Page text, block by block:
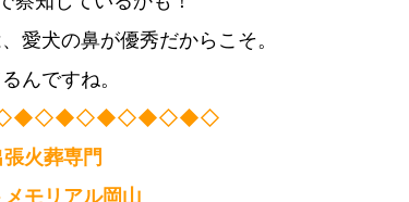
愛犬の鼻が優秀だからこそ。
んですね。
張火葬専門
モリアル岡山